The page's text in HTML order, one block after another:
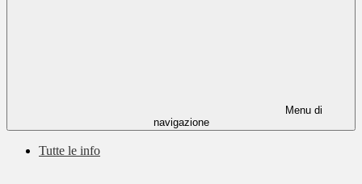
Menu di
navigazione
Tutte le info